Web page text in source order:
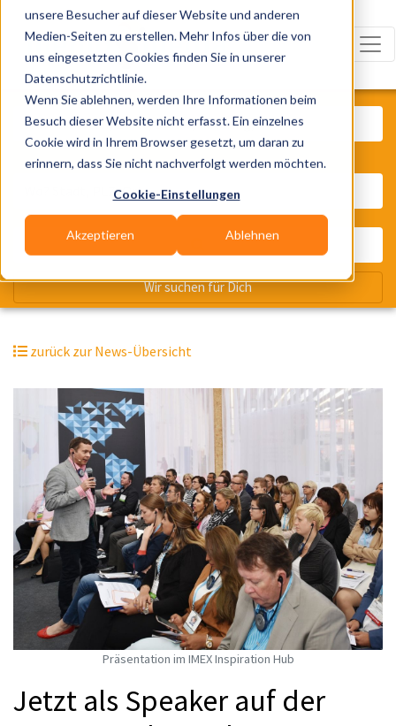
unsere Besucher auf dieser Website und anderen
Medien-Seiten zu erstellen. Mehr Infos über die von
uns eingesetzten Cookies finden Sie in unserer
Datenschutzrichtlinie.
Wenn Sie ablehnen, werden Ihre Informationen beim
Besuch dieser Website nicht erfasst. Ein einzelnes
Cookie wird in Ihrem Browser gesetzt, um daran zu
erinnern, dass Sie nicht nachverfolgt werden möchten.
Cookie-Einstellungen
Akzeptieren Ablehnen
zurück zur News-Übersicht
Präsentation im IMEX Inspiration Hub
Jetzt als Speaker auf der
Was? Künstler, Zelte, Bands,
Wo? Stadt, PLZ, Ort
Wir suchen für Dich